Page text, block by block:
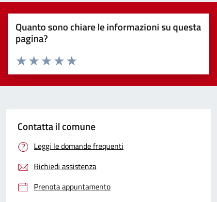
Quanto sono chiare le informazioni su questa
pagina?
Valuta 5 stelle su 5
Valuta 4 stelle su 5
Valuta 3 stelle su 5
Valuta 2 stelle su 5
Valuta 1 stelle su 5
Contatta il comune
Leggi le domande frequenti
Richiedi assistenza
Prenota appuntamento